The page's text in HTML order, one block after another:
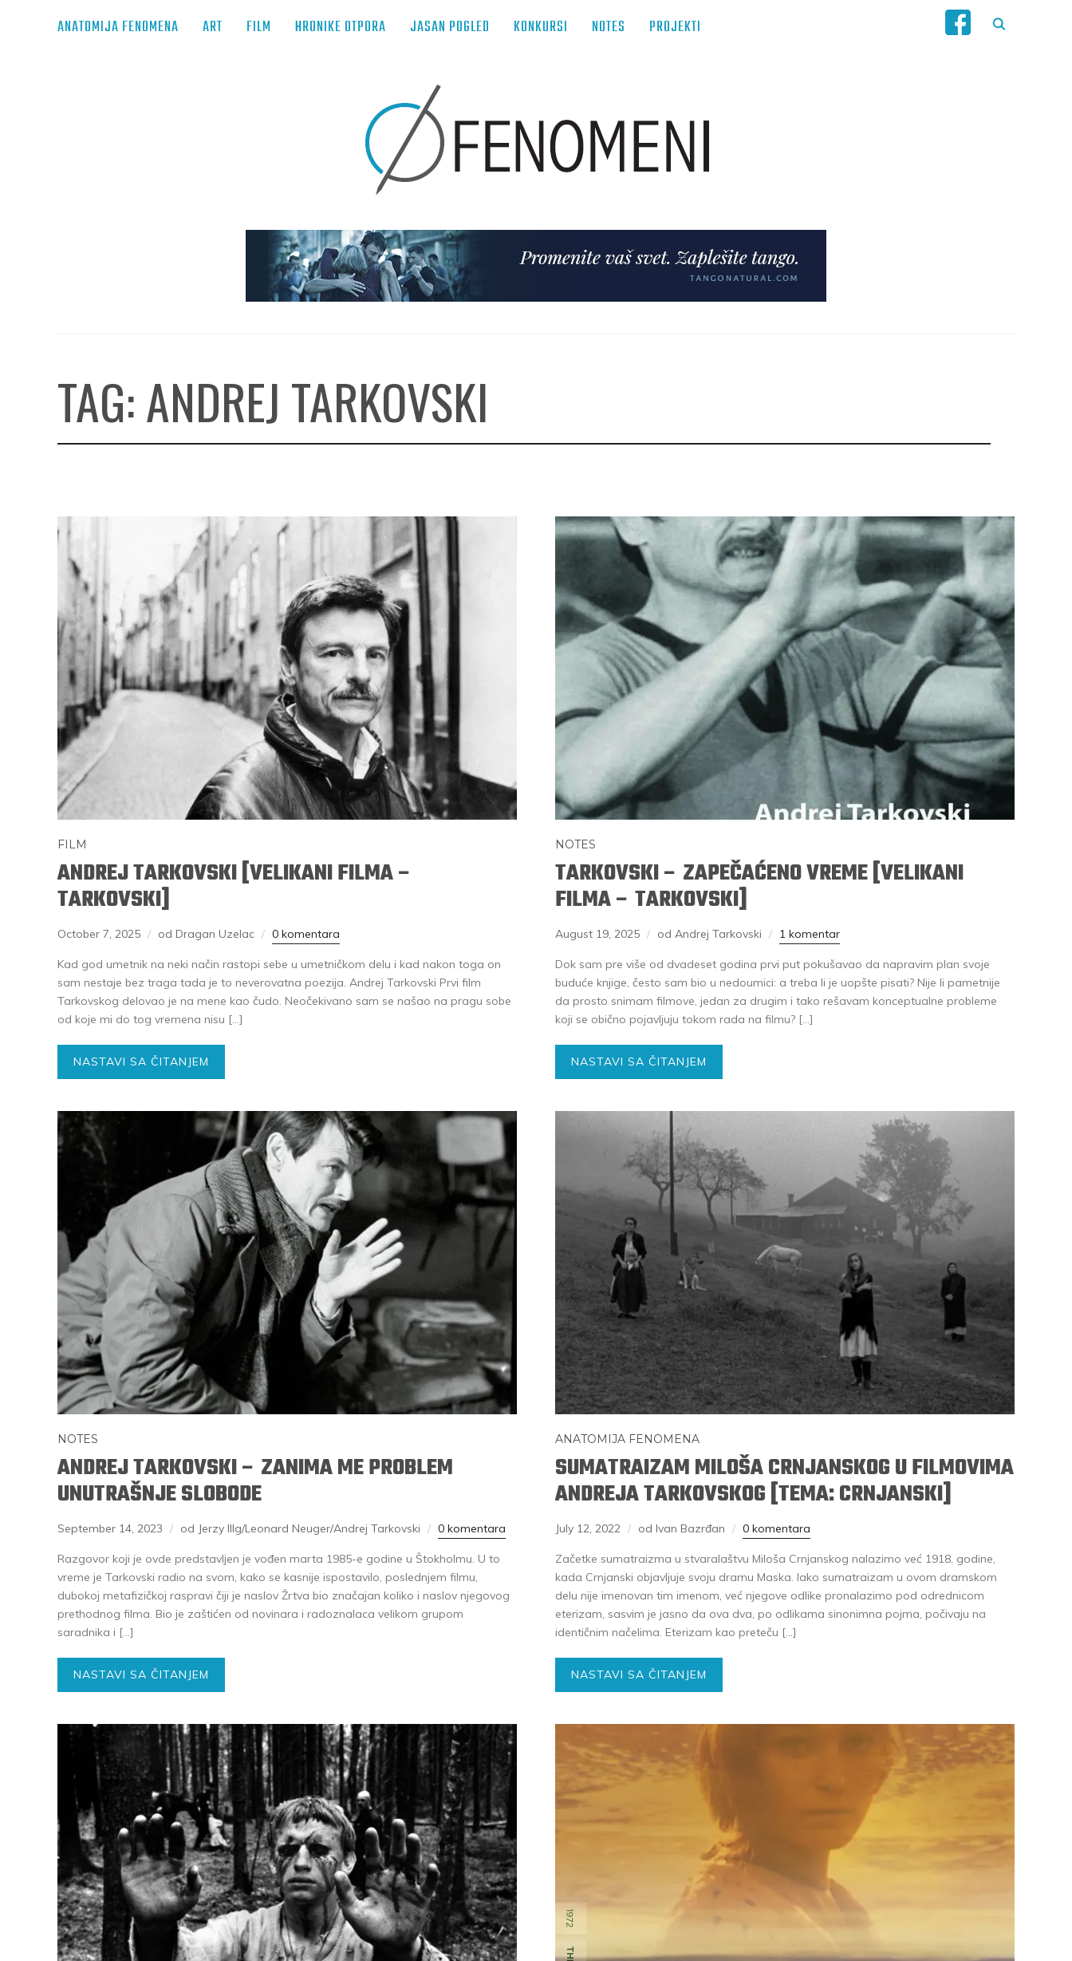
ANATOMIJA FENOMENA ART FILM HRONIKE OTPORA JASAN POGLED KONKURSI NOTES PROJEKTI
TAG:ANDREJ TARKOVSKI
FILM
ANDREJ TARKOVSKI [VELIKANI FILMA –
TARKOVSKI]
October 7, 2025 od Dragan Uzelac 0 komentara
Kad god umetnik na neki način rastopi sebe u umetničkom delu i kad nakon toga on
sam nestaje bez traga tada je to neverovatna poezija. Andrej Tarkovski Prvi film
Tarkovskog delovao je na mene kao čudo. Neočekivano sam se našao na pragu sobe
od koje mi do tog vremena nisu […]
NASTAVI SA ČITANJEM
NOTES
TARKOVSKI – ZAPEČAĆENO VREME [VELIKANI
FILMA – TARKOVSKI]
August 19, 2025 od Andrej Tarkovski 1 komentar
Dok sam pre više od dvadeset godina prvi put pokušavao da napravim plan svoje
buduće knjige, često sam bio u nedoumici: a treba li je uopšte pisati? Nije li pametnije
da prosto snimam filmove, jedan za drugim i tako rešavam konceptualne probleme
koji se obično pojavljuju tokom rada na filmu? […]
NASTAVI SA ČITANJEM
NOTES
ANDREJ TARKOVSKI – ZANIMA ME PROBLEM
UNUTRAŠNJE SLOBODE
September 14, 2023 od Jerzy Illg/Leonard Neuger/Andrej Tarkovski 0 komentara
Razgovor koji je ovde predstavljen je vođen marta 1985-e godine u Štokholmu. U to
vreme je Tarkovski radio na svom, kako se kasnije ispostavilo, poslednjem filmu,
dubokoj metafizičkoj raspravi čiji je naslov Žrtva bio značajan koliko i naslov njegovog
prethodnog filma. Bio je zaštićen od novinara i radoznalaca velikom grupom
saradnika i […]
NASTAVI SA ČITANJEM
ANATOMIJA FENOMENA
SUMATRAIZAM MILOŠA CRNJANSKOG U FILMOVIMA
ANDREJA TARKOVSKOG [TEMA: CRNJANSKI]
July 12, 2022 od Ivan Bazrđan 0 komentara
Začetke sumatraizma u stvaralaštvu Miloša Crnjanskog nalazimo već 1918. godine,
kada Crnjanski objavljuje svoju dramu Maska. Iako sumatraizam u ovom dramskom
delu nije imenovan tim imenom, već njegove odlike pronalazimo pod odrednicom
eterizam, sasvim je jasno da ova dva, po odlikama sinonimna pojma, počivaju na
identičnim načelima. Eterizam kao preteču […]
NASTAVI SA ČITANJEM